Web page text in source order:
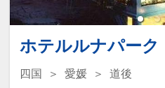
ホテルルナパーク
四国 愛媛
道後